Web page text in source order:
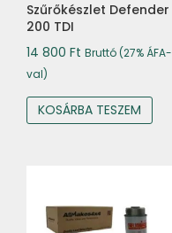
Szűrőkészlet Defender
200 TDI
14 800 Ft Bruttó (27% ÁFA-
val)
KOSÁRBA TESZEM